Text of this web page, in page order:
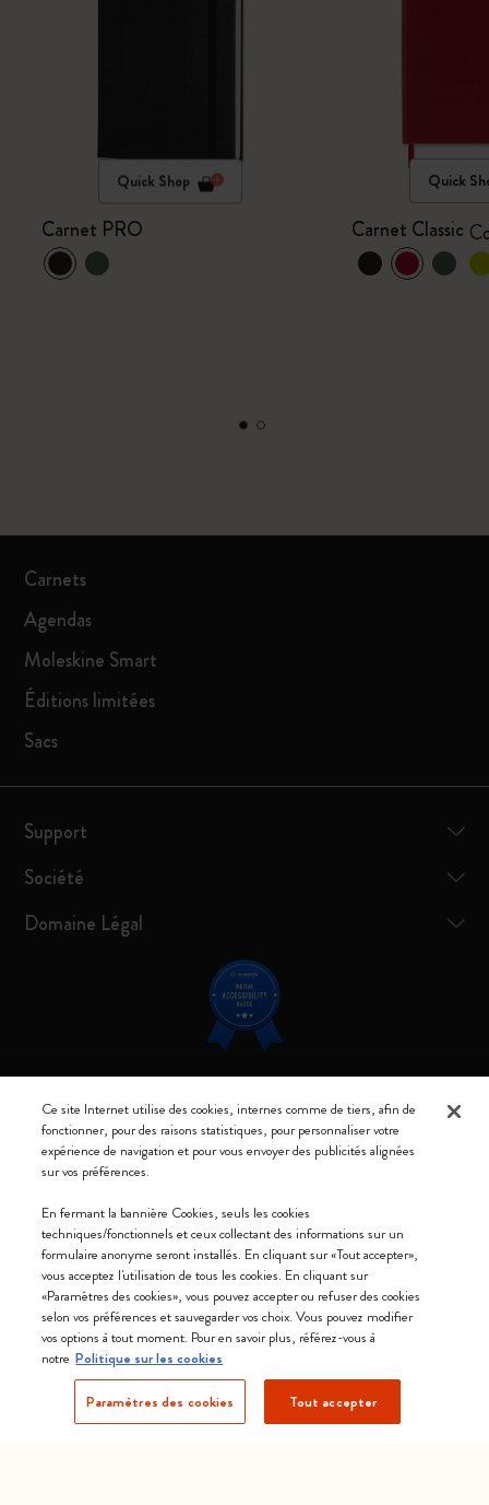
Quick Shop
Carnet PRO
Quick
Carnet Classic
Carnets
Agendas
Moleskine Smart
Éditions limitées
Sacs
Support
Société
Domaine Légal
Restez connecté
Nous acceptons
Moleskine ® est une marque enregistrée de Moleskine Srl a socio unico
Moleskine srl a socio unico - Via Bergognone, 34 – 20144 Milano -
Italia - P. IVA / CCIAA n. 07234480965 - REA MI 1945400 - Cap.
Soc. €2.181.513,42
Ce site Internet utilise des cookies, internes comme de tiers, afin de
fonctionner, pour des raisons statistiques, pour personnaliser votre
expérience de navigation et pour vous envoyer des publicités alignées
sur vos préférences.
En fermant la bannière Cookies, seuls les cookies
techniques/fonctionnels et ceux collectant des informations sur un
formulaire anonyme seront installés. En cliquant sur «Tout accepter»,
vous acceptez l'utilisation de tous les cookies. En cliquant sur
«Paramètres des cookies», vous pouvez accepter ou refuser des cookies
selon vos préférences et sauvegarder vos choix. Vous pouvez modifier
vos options à tout moment. Pour en savoir plus, référez-vous à
notre Politique sur les cookies
Paramètres des cookies Tout accepter